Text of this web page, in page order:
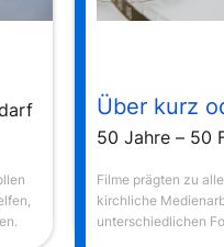
Über kurz
50 Jahre – 50
Filme prägten zu
kirchliche
unterschiedlichen